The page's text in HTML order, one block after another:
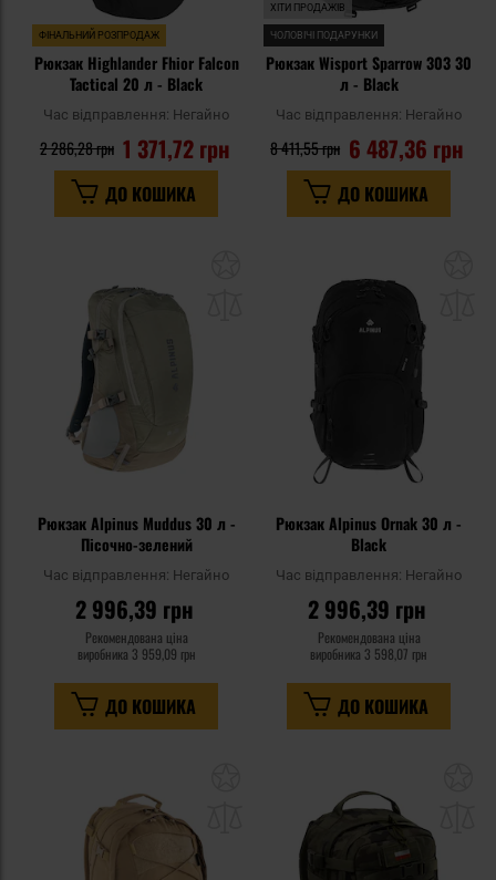
ФІНАЛЬНИЙ РОЗПРОДАЖ
Рюкзак Highlander Fhior Falcon
Tactical 20 л - Black
Час відправлення: Негайно
1 371,72 грн
2 286,28 грн
ДО КОШИКА
ХІТИ ПРОДАЖІВ
ЧОЛОВІЧІ ПОДАРУНКИ
Рюкзак Wisport Sparrow 303 30
л - Black
Час відправлення: Негайно
6 487,36 грн
8 411,55 грн
ДО КОШИКА
уподобань
Рюкзак Alpinus Muddus 30 л -
Пісочно-зелений
Час відправлення: Негайно
2 996,39 грн
Рекомендована ціна
виробника 3 959,09 грн
ДО КОШИКА
Рюкзак Alpinus Ornak 30 л -
Black
Час відправлення: Негайно
2 996,39 грн
Рекомендована ціна
виробника 3 598,07 грн
ДО КОШИКА
уподобань